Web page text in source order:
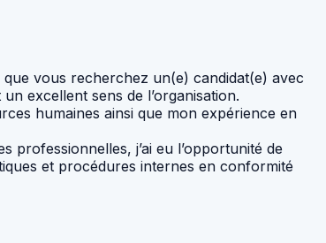
que vous recherchez un(e) candidat(e) avec
excellent sens de l’organisation.
humaines ainsi que mon expérience en
professionnelles, j’ai eu l’opportunité de
et procédures internes en conformité